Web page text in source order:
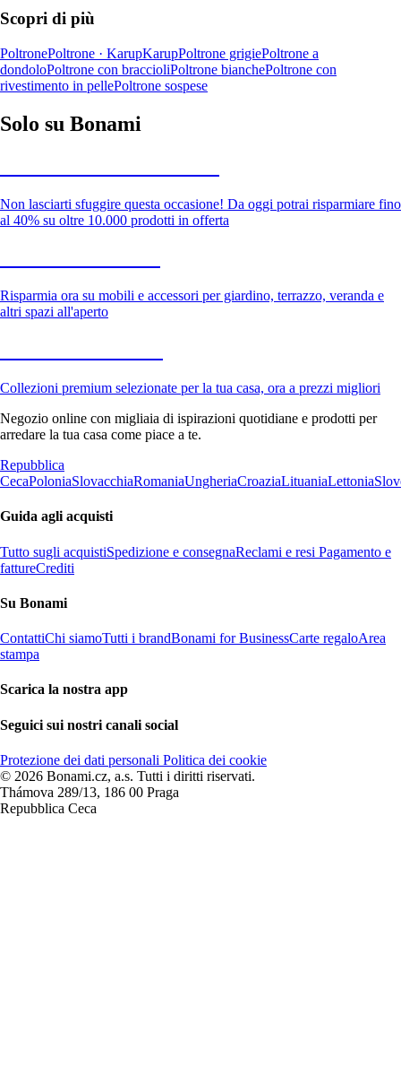
Scopri di più
PoltronePoltrone · KarupKarupPoltrone grigiePoltrone a
dondoloPoltrone con braccioliPoltrone bianchePoltrone con
rivestimento in pellePoltrone sospese
Solo su Bonami
Non lasciarti sfuggire questa occasione! Da oggi potrai risparmiare fino
al 40% su oltre 10.000 prodotti in offerta
Risparmia ora su mobili e accessori per giardino, terrazzo, veranda e
altri spazi all'aperto
Collezioni premium selezionate per la tua casa, ora a prezzi migliori
Negozio online con migliaia di ispirazioni quotidiane e prodotti per
arredare la tua casa come piace a te.
Repubblica
CecaPoloniaSlovacchiaRomaniaUngheriaCroaziaLituaniaLettonia
Guida agli acquisti
Tutto sugli acquistiSpedizione e consegnaReclami e resi Pagamento e
fattureCrediti
Su Bonami
ContattiChi siamoTutti i brandBonami for BusinessCarte regaloArea
stampa
Scarica la nostra app
Seguici sui nostri canali social
Protezione dei dati personali Politica dei cookie
© 2026 Bonami.cz, a.s. Tutti i diritti riservati.
Thámova 289/13, 186 00 Praga
Repubblica Ceca